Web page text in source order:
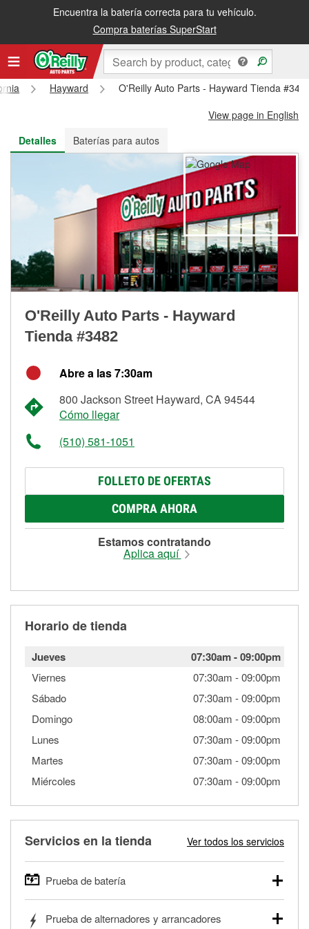
Encuentra la batería correcta para tu vehículo.
Compra baterías SuperStart
Recibe tu orden gratis al día siguiente o recógela en la tienda
Hayward
O'Reilly Auto Parts - Hayward Tienda
View page in English
Detalles
Baterías para autos
O'Reilly Auto Parts - Hayward
Tienda #3482
Abre a las 7:30am
800 Jackson Street Hayward, CA 94544
Cómo llegar
(510) 581-1051
FOLLETO DE OFERTAS
COMPRA AHORA
Estamos contratando
Aplica aquí
Horario de tienda
Jueves 07:30am-09:00pm
Viernes 07:30am -09:00pm
Sábado
07:30am -09:00pm
Domingo
08:00am -09:00pm
Lunes
07:30am -09:00pm
Martes
07:30am -09:00pm
Miércoles
07:30am -09:00pm
Servicios en la tienda Ver todos los servicios
Prueba de batería
autos, camionetas, SUVs, vehículos comerciales y
Prueba de alternadores y arrancadores